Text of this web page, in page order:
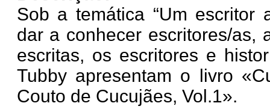
Sob a temática “Um escritor
dar a conhecer escritores/as,
escritas, os escritores e
Tubby apresentam o livro
Couto de Cucujães, Vol.1».